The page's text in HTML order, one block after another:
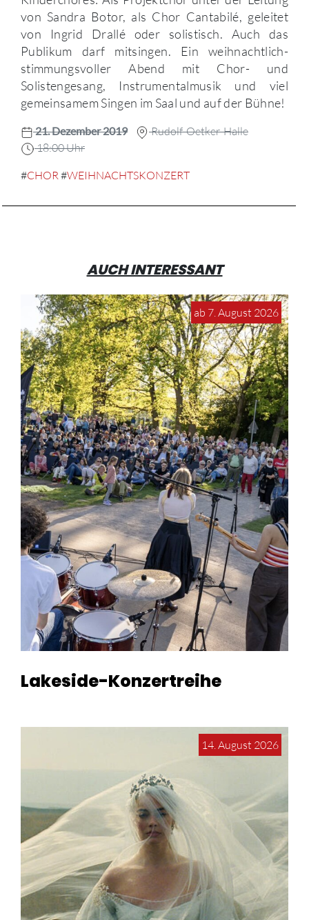
von Sandra Botor, als Chor Cantabilé, geleitet
von Ingrid Drallé oder solistisch. Auch das
Publikum darf mitsingen. Ein weihnachtlich-
stimmungsvoller Abend mit Chor- und
Solistengesang, Instrumentalmusik und viel
gemeinsamem Singen im Saal und auf der Bühne!
21. Dezember 2019
Rudolf-Oetker-Halle
18:00 Uhr
#CHOR #WEIHNACHTSKONZERT
AUCH INTERESSANT
ab 7. August 2026
Lakeside-Konzertreihe
14. August 2026